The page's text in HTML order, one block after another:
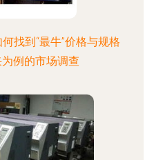
找到“最牛”价格与规格
例的市场调查